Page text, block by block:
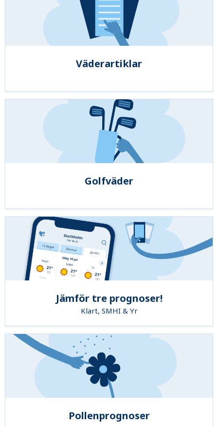
Väderartiklar
Golfväder
Jämför tre prognoser!
Klart, SMHI & Yr
Pollenprognoser